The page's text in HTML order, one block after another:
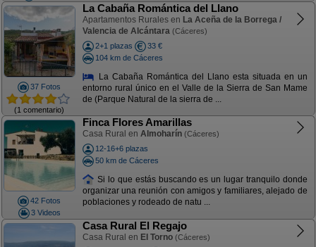
37 Fotos
(1 comentario)
La Cabaña Romántica del Llano
Apartamentos Rurales en La Aceña de la Borrega /
Valencia de Alcántara (Cáceres)
2+1 plazas
33 €
104 km de Cáceres
La Cabaña Romántica del Llano esta situada en un
entorno rural único en el Valle de la Sierra de San Mame
de (Parque Natural de la sierra de ...
42 Fotos
3 Videos
Finca Flores Amarillas
Casa Rural en Almoharín (Cáceres)
12-16+6 plazas
50 km de Cáceres
Si lo que estás buscando es un lugar tranquilo donde
organizar una reunión con amigos y familiares, alejado de
poblaciones y rodeado de natu ...
Casa Rural El Regajo
Casa Rural en El Torno (Cáceres)